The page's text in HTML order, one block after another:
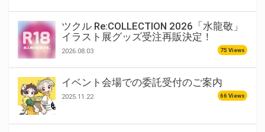
ツクル Re:COLLECTION 2026「水龍敬」
イラスト展グッズ受注再販決定！
2026.08.03 75 Views
イベント会場での委託受付のご案内
2025.11.22 66 Views